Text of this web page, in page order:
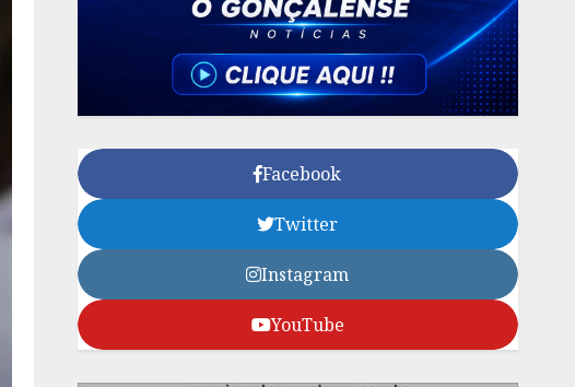
Facebook
Twitter
Instagram
YouTube